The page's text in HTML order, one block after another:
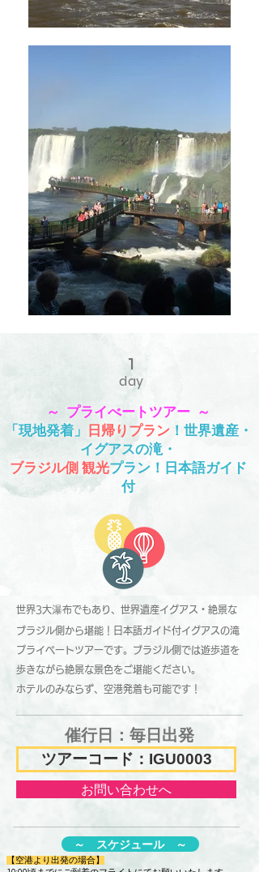
1
day
～ プライべートツアー ～
「現地発着」
日帰りプラン！世界遺産・
イグアスの滝・
ブラジル側 観光プラン！日本語ガイド
付
世界3大瀑布でもあり、世界遺産イグアス・絶景な
ブラジル側から堪能！日本語ガイド付イグアスの滝
プライベートツアーです。ブラジル側では遊歩道を
歩きながら絶景な景色をご堪能ください。
ホテルのみならず、空港発着も可能です！
催行日：​毎日出発
ツアーコード：IGU0003
お問い合わせへ
【空港より出発の場合】
～ スケジュール ～